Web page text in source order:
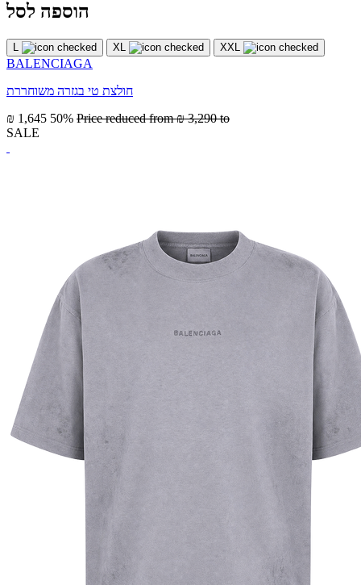
הוספה לסל
L XL XXL
BALENCIAGA
חולצת טי בגזרה משוחררת
₪ 1,645 50% Price reduced from₪ 3,290 to
SALE